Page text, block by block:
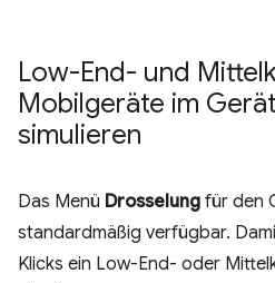
Low-End- und
Mobilgeräte im
simulieren
Das Menü Drosselung für den
standardmäßig verfügbar.
Klicks ein Low-End- oder